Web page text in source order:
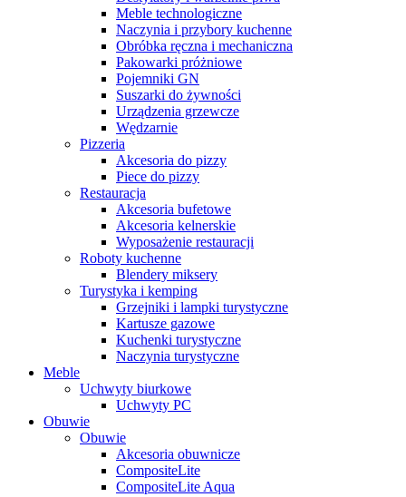
Meble technologiczne
Naczynia i przybory kuchenne
Obróbka ręczna i mechaniczna
Pakowarki próżniowe
Pojemniki GN
Suszarki do żywności
Urządzenia grzewcze
Wędzarnie
Pizzeria
Akcesoria do pizzy
Piece do pizzy
Restauracja
Akcesoria bufetowe
Akcesoria kelnerskie
Wyposażenie restauracji
Roboty kuchenne
Blendery miksery
Turystyka i kemping
Grzejniki i lampki turystyczne
Kartusze gazowe
Kuchenki turystyczne
Naczynia turystyczne
Meble
Uchwyty biurkowe
Uchwyty PC
Obuwie
Obuwie
Akcesoria obuwnicze
CompositeLite
CompositeLite Aqua